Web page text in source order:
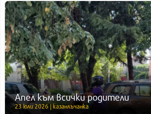
Апел към всички родители
23 юли 2026 | казанлъчанка